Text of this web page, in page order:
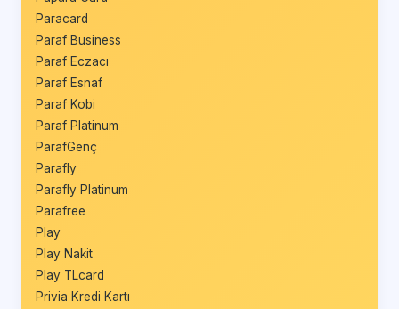
Paracard
Paraf Business
Paraf Eczacı
Paraf Esnaf
Paraf Kobi
Paraf Platinum
ParafGenç
Parafly
Parafly Platinum
Parafree
Play
Play Nakit
Play TLcard
Privia Kredi Kartı